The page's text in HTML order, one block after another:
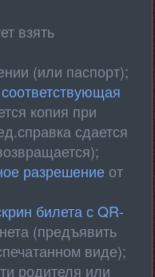
взять
(или паспорт);
копия при
сдается
разрешение от
билета с QR-
(предъявить
виде);
родителя или